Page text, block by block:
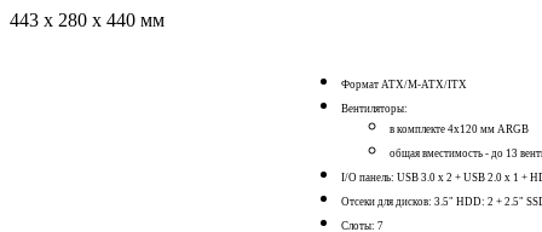
443 x 280 x 440 мм
Формат ATX/M-ATX/ITX
Вентиляторы:
в комплекте 4x120 мм ARGB
общая вместимость - до 13
I/O панель: USB 3.0 x 2 + USB 2.0 x 1 +
Отсеки для дисков: 3.5" HDD: 2 + 2.5"
Слоты: 7